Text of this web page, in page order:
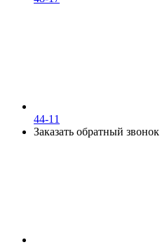
44-11
Заказать обратный звонок